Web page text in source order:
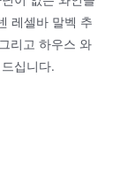
레셀바 말벡 추
리고 하우스 와
십니다.